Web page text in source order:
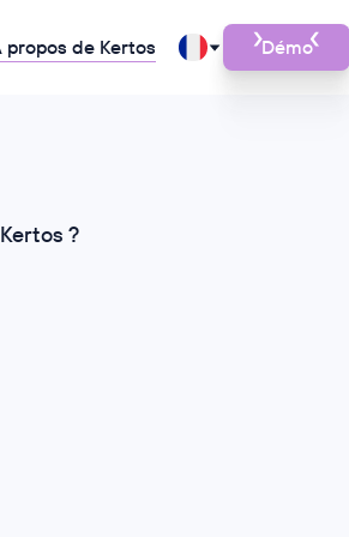
propos de Kertos Démo
?